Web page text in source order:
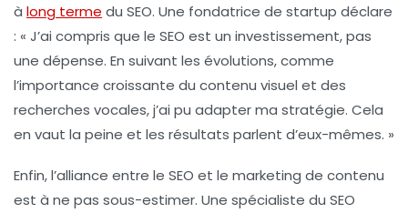
à long terme du SEO. Une fondatrice de startup déclare
: « J’ai compris que le SEO est un investissement, pas
une dépense. En suivant les évolutions, comme
l’importance croissante du contenu visuel et des
recherches vocales, j’ai pu adapter ma stratégie. Cela
en vaut la peine et les résultats parlent d’eux-mêmes. »
Enfin, l’alliance entre le SEO et le marketing de contenu
est à ne pas sous-estimer. Une spécialiste du SEO